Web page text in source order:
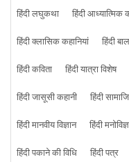
हिंदी लघुकथा हिंदी आध्यात्मिक
हिंदी क्लासिक कहानियां
हिंदी
हिंदी कविता
हिंदी यात्रा विशेष
हिंदी जासूसी कहानी
हिंदी
हिंदी मानवीय विज्ञान
हिंदी
हिंदी पकाने की विधि
हिंदी पत्र